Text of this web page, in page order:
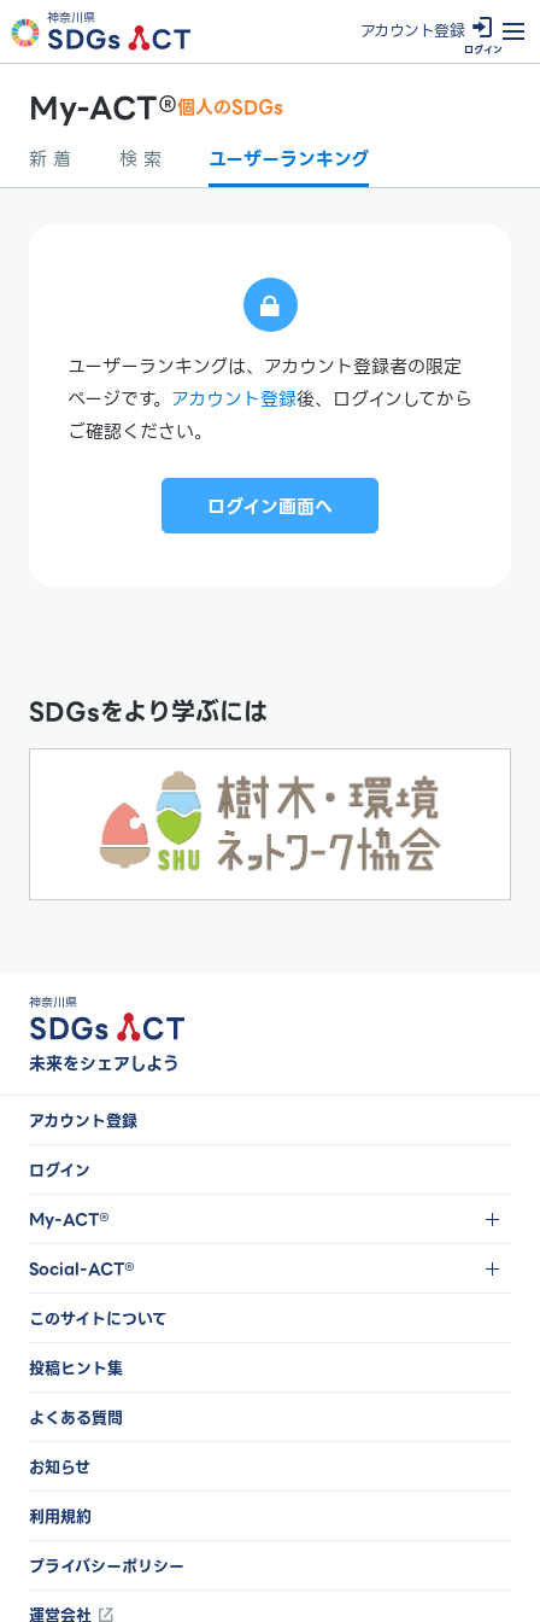
神奈川県
アカウント登録
ログイン
My-ACT®個人のSDGs
新 着
検 索 ユーザーランキング
ユーザーランキングは、アカウント登録者の限定
ページです。 アカウント登録後、ログインしてから
ご確認ください。
ログイン画面へ
SDGsをより学ぶには
神奈川県
未来をシェアしよう
アカウント登録
ログイン
My-ACT®
Social-ACT®
このサイトについて
投稿ヒント集
よくある質問
お知らせ
利用規約
プライバシーポリシー
運営会社